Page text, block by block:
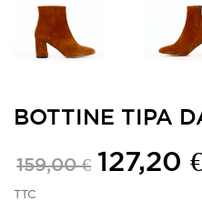
BOTTINE TIPA
159,00 € 127,20
TTC